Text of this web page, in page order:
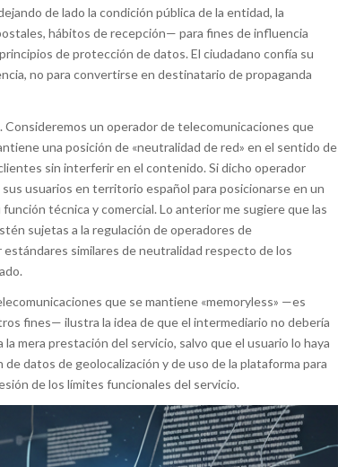
de lado la condición pública de la entidad, la
hábitos de recepción— para fines de influencia
de protección de datos. El ciudadano confía su
no para convertirse en destinatario de propaganda
un operador de telecomunicaciones que
una posición de «neutralidad de red» en el sentido de
sin interferir en el contenido. Si dicho operador
usuarios en territorio español para posicionarse en un
técnica y comercial. Lo anterior me sugiere que las
sujetas a la regulación de operadores de
similares de neutralidad respecto de los
que se mantiene «memoryless» —es
fines— ilustra la idea de que el intermediario no debería
mera prestación del servicio, salvo que el usuario lo haya
datos de geolocalización y de uso de la plataforma para
de los límites funcionales del servicio.